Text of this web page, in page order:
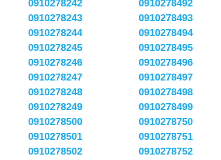
0910278242
0910278243
0910278244
0910278245
0910278246
0910278247
0910278248
0910278249
0910278492
0910278493
0910278494
0910278495
0910278496
0910278497
0910278498
0910278499
0910278500
0910278501
0910278502
0910278750
0910278751
0910278752